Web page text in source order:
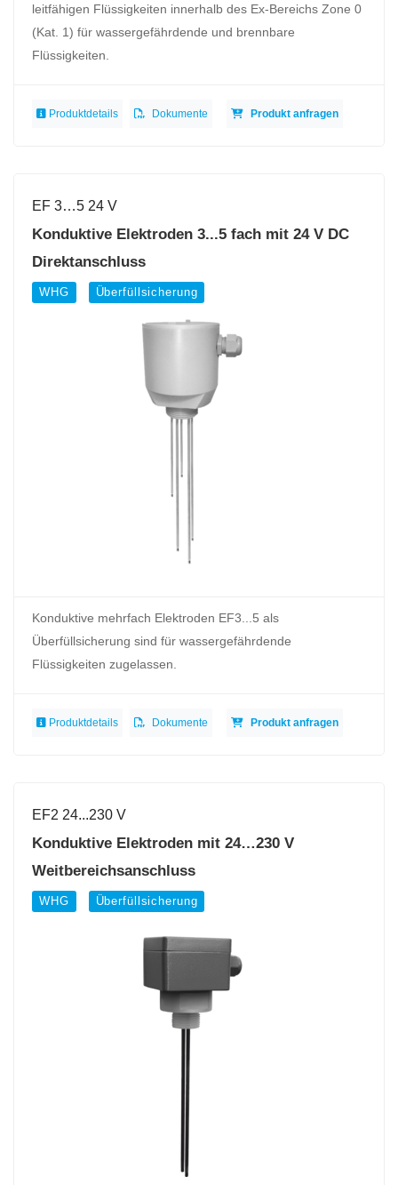
leitfähigen Flüssigkeiten innerhalb des Ex-Bereichs Zone 0
(Kat. 1) für wassergefährdende und brennbare
Flüssigkeiten.
Produktdetails Dokumente Produkt anfragen
EF 3…5 24 V
Konduktive Elektroden 3...5 fach mit 24 V DC
Direktanschluss
WHG Überfüllsicherung
Konduktive mehrfach Elektroden EF3...5 als
Überfüllsicherung sind für wassergefährdende
Flüssigkeiten zugelassen.
Produktdetails Dokumente Produkt anfragen
EF2 24...230 V
Konduktive Elektroden mit 24…230 V
Weitbereichsanschluss
WHG Überfüllsicherung